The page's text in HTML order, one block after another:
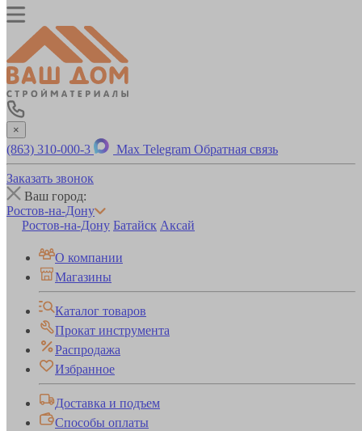
×
(863) 310-000-3 Max Telegram Обратная связь
Заказать звонок
Ваш город:
Ростов-на-Дону
Ростов-на-Дону Батайск Аксай
О компании
Магазины
Каталог товаров
Прокат инструмента
Распродажа
Избранное
Доставка и подъем
Способы оплаты